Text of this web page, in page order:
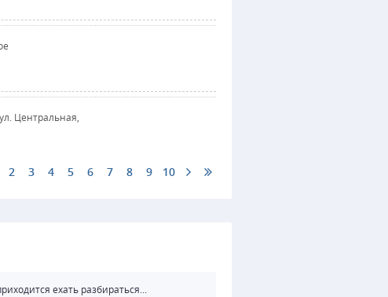
Центральная,
2 3 4 5 6 7 8 9 10
ехать разбираться...